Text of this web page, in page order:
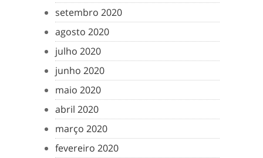
setembro 2020
agosto 2020
julho 2020
junho 2020
maio 2020
abril 2020
março 2020
fevereiro 2020